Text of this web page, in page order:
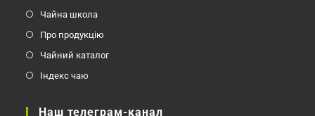
Чайна школа
Про продукцію
Чайний каталог
Індекс чаю
Наш телеграм-канал